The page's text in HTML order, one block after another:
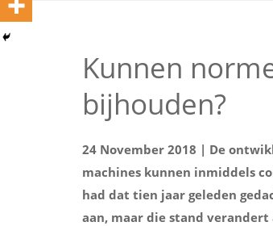
Kunnen
bijhouden?
24 November 2018 | De
machines kunnen inmiddels
had dat tien jaar geleden
aan, maar die stand verandert